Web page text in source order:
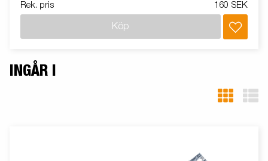
Rek. pris 160 SEK
Köp
INGÅR I